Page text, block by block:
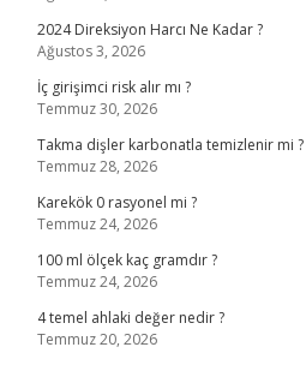
2024 Direksiyon Harcı Ne Kadar ?
Ağustos 3, 2026
İç girişimci risk alır mı ?
Temmuz 30, 2026
Takma dişler karbonatla temizlenir mi ?
Temmuz 28, 2026
Karekök 0 rasyonel mi ?
Temmuz 24, 2026
100 ml ölçek kaç gramdır ?
Temmuz 24, 2026
4 temel ahlaki değer nedir ?
Temmuz 20, 2026